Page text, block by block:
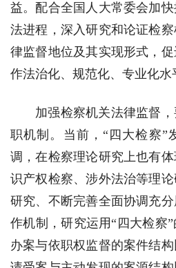
益。配合全国人大常委会加
法进程，深入研究和论证检
律监督地位及其实现形式，
作法治化、规范化、专业化水
加强检察机关法律监督
职机制。当前，“四大检察”
调，在检察理论研究上也有
识产权检察、涉外法治等理
研究、不断完善全面协调充
作机制，研究运用“四大检察
办案与依职权监督的案件结